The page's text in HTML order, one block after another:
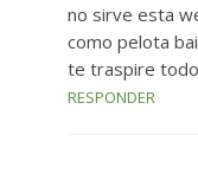
no sirve esta
como pelota
te traspire
RESPONDER